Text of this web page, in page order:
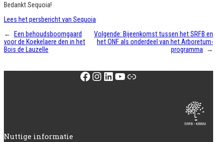
Bedankt Sequoia!
Lees het persbericht van Sequoia
←
Een behoudsboomgaard
voor de Koekelaere den in het
Bois de Lauzelle
Volgende: Bijeenkomst tussen het SRFB en
het ONF als onderdeel van het Arboretum-
programma →
Facebook
Instagram
LinkedIn
YouTube
Link
Nuttige informatie